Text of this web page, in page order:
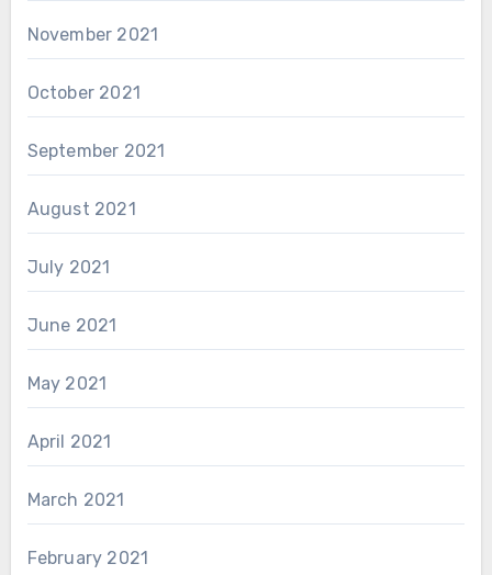
November 2021
October 2021
September 2021
August 2021
July 2021
June 2021
May 2021
April 2021
March 2021
February 2021